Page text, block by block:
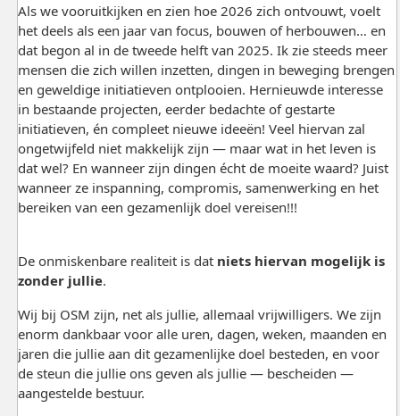
Als we vooruitkijken en zien hoe 2026 zich ontvouwt, voelt
het deels als een jaar van focus, bouwen of herbouwen… en
dat begon al in de tweede helft van 2025. Ik zie steeds meer
mensen die zich willen inzetten, dingen in beweging brengen
en geweldige initiatieven ontplooien. Hernieuwde interesse
in bestaande projecten, eerder bedachte of gestarte
initiatieven, én compleet nieuwe ideeën! Veel hiervan zal
ongetwijfeld niet makkelijk zijn — maar wat in het leven is
dat wel? En wanneer zijn dingen écht de moeite waard? Juist
wanneer ze inspanning, compromis, samenwerking en het
bereiken van een gezamenlijk doel vereisen!!!
De onmiskenbare realiteit is dat niets hiervan mogelijk is
zonder jullie.
Wij bij OSM zijn, net als jullie, allemaal vrijwilligers. We zijn
enorm dankbaar voor alle uren, dagen, weken, maanden en
jaren die jullie aan dit gezamenlijke doel besteden, en voor
de steun die jullie ons geven als jullie — bescheiden —
aangestelde bestuur.